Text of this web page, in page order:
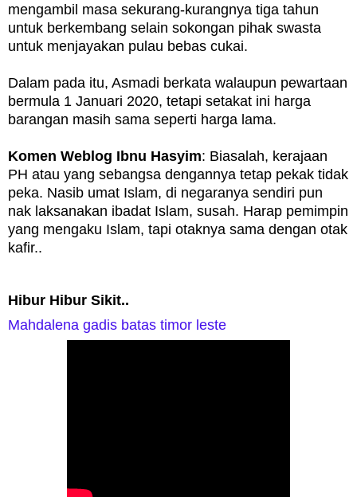
mengambil masa sekurang-kurangnya tiga tahun
untuk berkembang selain sokongan pihak swasta
untuk menjayakan pulau bebas cukai.
Dalam pada itu, Asmadi berkata walaupun pewartaan
bermula 1 Januari 2020, tetapi setakat ini harga
barangan masih sama seperti harga lama.
Komen Weblog Ibnu Hasyim: Biasalah, kerajaan
PH atau yang sebangsa dengannya tetap pekak tidak
peka. Nasib umat Islam, di negaranya sendiri pun
nak laksanakan ibadat Islam, susah. Harap pemimpin
yang mengaku Islam, tapi otaknya sama dengan otak
kafir..
Hibur Hibur Sikit..
Mahdalena gadis batas timor leste